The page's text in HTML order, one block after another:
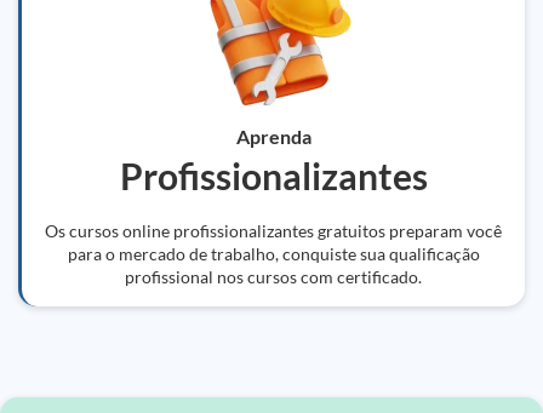
Aprenda
Profissionalizantes
Os cursos online profissionalizantes gratuitos preparam você
para o mercado de trabalho, conquiste sua qualificação
profissional nos cursos com certificado.